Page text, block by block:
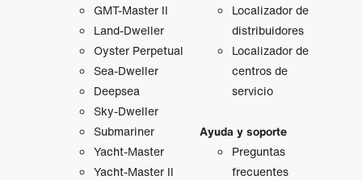
GMT‑Master II
Land-Dweller
Oyster Perpetual
Sea-Dweller
Deepsea
Sky-Dweller
Submariner
Yacht-Master
Yacht-Master II
Localizador de
distribuidores
Localizador de
centros de
servicio
Ayuda y soporte
Preguntas
frecuentes